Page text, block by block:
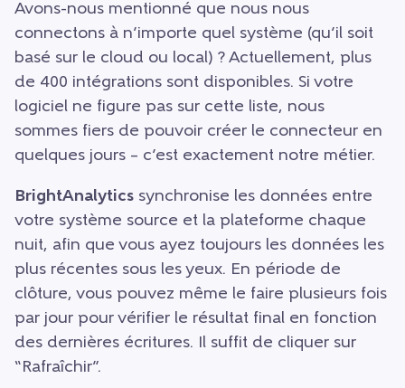
Avons-nous mentionné que nous nous
connectons à n’importe quel système (qu’il soit
basé sur le cloud ou local) ? Actuellement, plus
de 400 intégrations sont disponibles. Si votre
logiciel ne figure pas sur cette liste, nous
sommes fiers de pouvoir créer le connecteur en
quelques jours – c’est exactement notre métier.
BrightAnalytics synchronise les données entre
votre système source et la plateforme chaque
nuit, afin que vous ayez toujours les données les
plus récentes sous les yeux. En période de
clôture, vous pouvez même le faire plusieurs fois
par jour pour vérifier le résultat final en fonction
des dernières écritures. Il suffit de cliquer sur
“Rafraîchir”.